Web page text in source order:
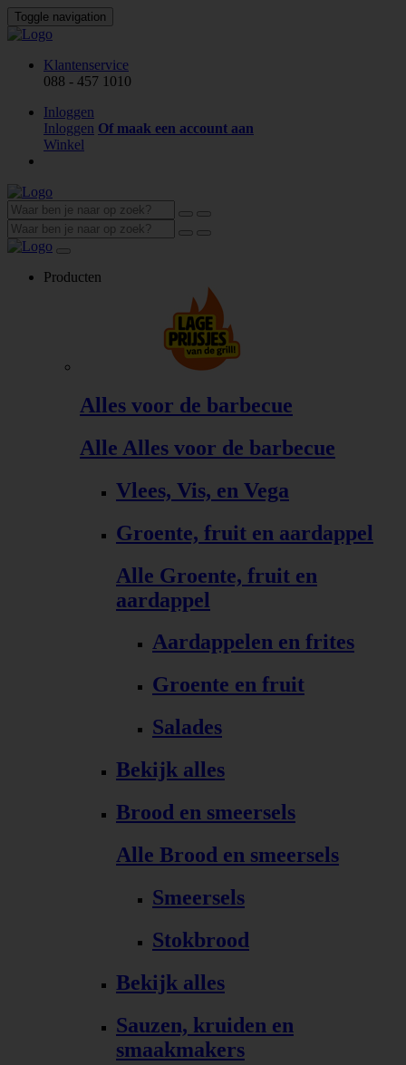
Toggle navigation
Klantenservice
088 - 457 1010
Inloggen
Inloggen Of maak een account aan
Winkel
Producten
Alles voor de barbecue
Alle Alles voor de barbecue
Vlees, Vis, en Vega
Groente, fruit en aardappel
Alle Groente, fruit en
aardappel
Aardappelen en frites
Groente en fruit
Salades
Bekijk alles
Brood en smeersels
Alle Brood en smeersels
Smeersels
Stokbrood
Bekijk alles
Sauzen, kruiden en
smaakmakers